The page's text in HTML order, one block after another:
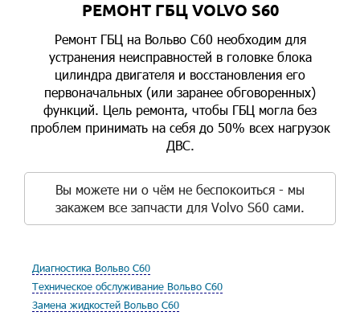
РЕМОНТ ГБЦ VOLVO S60
Ремонт ГБЦ на Вольво С60 необходим для
устранения неисправностей в головке блока
цилиндра двигателя и восстановления его
первоначальных (или заранее обговоренных)
функций. Цель ремонта, чтобы ГБЦ могла без
проблем принимать на себя до 50% всех нагрузок
ДВС.
Вы можете ни о чём не беспокоиться - мы
закажем все запчасти для Volvo S60 сами.
Диагностика Вольво С60
Техническое обслуживание Вольво С60
Замена жидкостей Вольво С60